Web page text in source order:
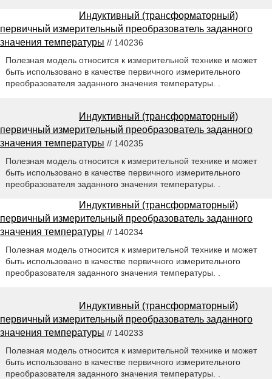
Индуктивный (трансформаторный)
первичный измерительный преобразователь заданного
значения температуры // 140236
Полезная модель относится к измерительной технике и может
быть использовано в качестве первичного измерительного
преобразователя заданного значения температуры. .
Индуктивный (трансформаторный)
первичный измерительный преобразователь заданного
значения температуры // 140235
Полезная модель относится к измерительной технике и может
быть использовано в качестве первичного измерительного
преобразователя заданного значения температуры. .
Индуктивный (трансформаторный)
первичный измерительный преобразователь заданного
значения температуры // 140234
Полезная модель относится к измерительной технике и может
быть использовано в качестве первичного измерительного
преобразователя заданного значения температуры. .
Индуктивный (трансформаторный)
первичный измерительный преобразователь заданного
значения температуры // 140233
Полезная модель относится к измерительной технике и может
быть использовано в качестве первичного измерительного
преобразователя заданного значения температуры. .